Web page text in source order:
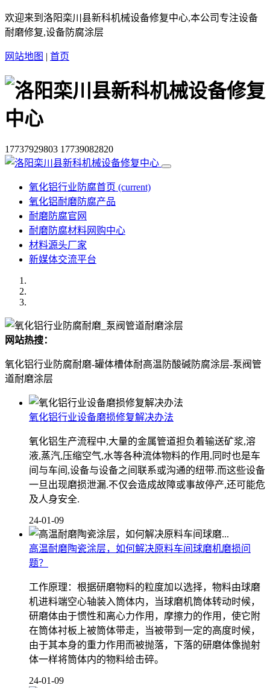
欢迎来到洛阳栾川县新科机械设备修复中心,本公司专注设备
耐磨修复,设备防腐涂层
网站地图 | 首页
17737929803 17739082820
氧化铝行业防腐首页 (current)
氧化铝耐磨防腐产品
耐磨防腐官网
耐磨防腐材料网购中心
材料源头厂家
新媒体交流平台
网站热搜：
氧化铝行业防腐耐磨-罐体槽体耐高温防酸碱防腐涂层-泵阀管
道耐磨涂层
氧化铝行业设备磨损修复解决办法
氧化铝生产流程中,大量的金属管道担负着输送矿浆,溶
液,蒸汽,压缩空气,水等各种流体物料的作用,同时也是车
间与车间,设备与设备之间联系或沟通的纽带.而这些设备
一旦出现磨损泄漏.不仅会造成故障或事故停产,还可能危
及人身安全.
24-01-09
高温耐磨陶瓷涂层，如何解决原料车间球磨机磨损问
题？
工作原理：根据研磨物料的粒度加以选择，物料由球磨
机进料端空心轴装入筒体内，当球磨机筒体转动时候，
研磨体由于惯性和离心力作用，摩擦力的作用，使它附
在筒体衬板上被筒体带走，当被带到一定的高度时候，
由于其本身的重力作用而被抛落，下落的研磨体像抛射
体一样将筒体内的物料给击碎。
24-01-09